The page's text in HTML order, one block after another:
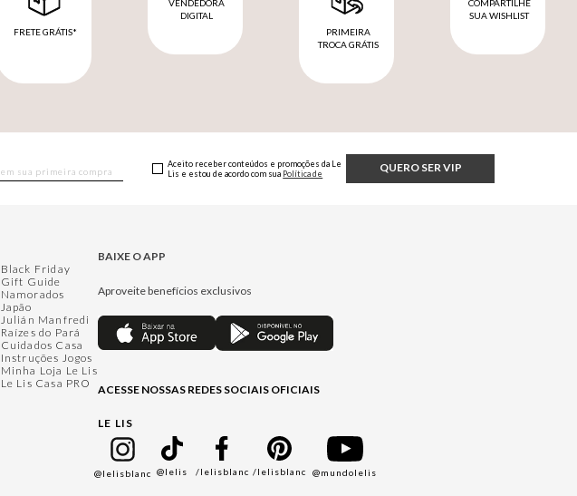
FRETE GRÁTIS*
VENDEDORA
DIGITAL
PRIMEIRA
TROCA GRÁTIS
COMPARTILHE
SUA WISHLIST
QUERO SER VIP
Aceito receber conteúdos e promoções da Le
Lis e estou de acordo com sua Política de
Black Friday
Gift Guide
Namorados
Japão
Julián Manfredi
Raízes do Pará
Cuidados Casa
Instruções Jogos
Minha Loja Le Lis
Le Lis Casa PRO
BAIXE O APP
Aproveite benefícios exclusivos
ACESSE NOSSAS REDES SOCIAIS OFICIAIS
LE LIS
@lelisblanc @lelis /lelisblanc /lelisblanc @mundolelis